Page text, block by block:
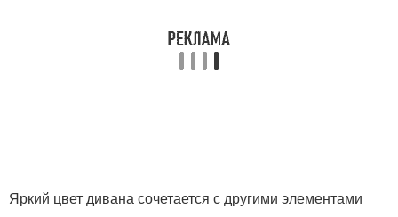
Яркий цвет дивана сочетается с другими элементами